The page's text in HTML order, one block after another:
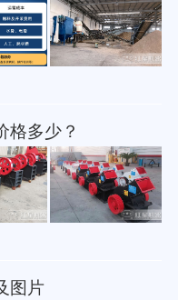
格多少？
图片